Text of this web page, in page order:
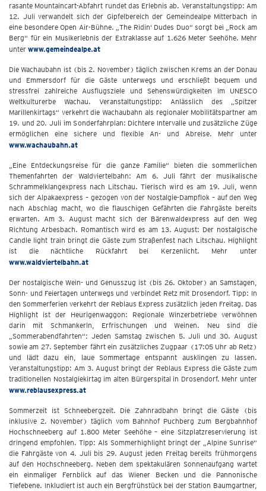
rasante Mountaincart-Abfahrt rundet das Erlebnis ab. Veranstaltungstipp: Am
12. Juli verwandelt sich der Gipfelbereich der Gemeindealpe Mitterbach in
eine besondere Open Air-Bühne. „The Ridin‘ Dudes Duo“ sorgt bei „Rock am
Berg“ für ein Musikerlebnis der Extraklasse auf 1.626 Meter Seehöhe. Mehr
unter www.gemeindealpe.at
Die Wachaubahn ist (bis 2. November) täglich zwischen Krems an der Donau
und Emmersdorf für die Gäste unterwegs und erschließt bequem und
stressfrei zahlreiche Ausflugsziele und Sehenswürdigkeiten im UNESCO
Weltkulturerbe Wachau. Veranstaltungstipp: Anlässlich des „Spitzer
Marillenkirtags“ verkehrt die Wachaubahn als regionaler Mobilitätspartner am
19. und 20. Juli im Sonderfahrplan: Dichtere Intervalle und zusätzliche Züge
ermöglichen eine sichere und flexible An- und Abreise. Mehr unter
www.wachaubahn.at
„Eine Entdeckungsreise für die ganze Familie“ bieten die sommerlichen
Themenfahrten der Waldviertelbahn: Am 6. Juli fährt der musikalische
Schrammelklangexpress nach Litschau. Tierisch wird es am 19. Juli, wenn
sich der Alpakaexpress – gezogen von der Nostalgie-Dampflok – auf den Weg
nach Abschlag macht, wo die flauschigen Gefährten die Fahrgäste bereits
erwarten. Am 3. August macht sich der Bärenwaldexpress auf den Weg
Richtung Arbesbach. Romantisch wird es am 13. August: Der nostalgische
Candle light train bringt die Gäste zum Straßenfest nach Litschau. Highlight
ist die nächtliche Rückfahrt bei Kerzenlicht. Mehr unter
www.waldviertelbahn.at
Der nostalgische Wein- und Genusszug ist (bis 26. Oktober) an Samstagen,
Sonn- und Feiertagen unterwegs und verbindet Retz mit Drosendorf. Tipp: In
den Sommerferien verkehrt der Reblaus Express zusätzlich jeden Freitag. Das
Highlight ist der Heurigenwaggon: Regionale Winzerbetriebe verwöhnen
darin mit Schmankerln, Erfrischungen und Weinen. Neu sind die
„Sommerabendfahrten“: Jeden Samstag zwischen 5. Juli und 30. August
sowie am 27. September fährt ein zusätzliches Zugpaar (17:05 Uhr ab Retz)
und lädt dazu ein, laue Sommertage entspannt ausklingen zu lassen.
Veranstaltungstipp: Am 3. August bringt der Reblaus Express die Gäste zum
traditionellen Nostalgiekirtag im alten Bürgerspital in Drosendorf. Mehr unter
www.reblausexpress.at
Sommerzeit ist Schneebergzeit. Die Zahnradbahn bringt die Gäste (bis
inklusive 2. November) täglich vom Bahnhof Puchberg zum Bergbahnhof
Hochschneeberg auf 1.800 Meter Seehöhe – eine Sitzplatzreservierung ist
dringend empfohlen. Tipp: Als Sommerhighlight bringt der „Alpine Sunrise“
die Fahrgäste von 4. Juli bis 29. August jeden Freitag bereits frühmorgens
auf den Hochschneeberg. Neben dem spektakulären Sonnenaufgang wartet
ein einmaliger Fernblick auf das Wiener Becken und die Pannonische
Tiefebene. Inkludiert ist auch ein Bergfrühstück bei der Station Baumgartner,